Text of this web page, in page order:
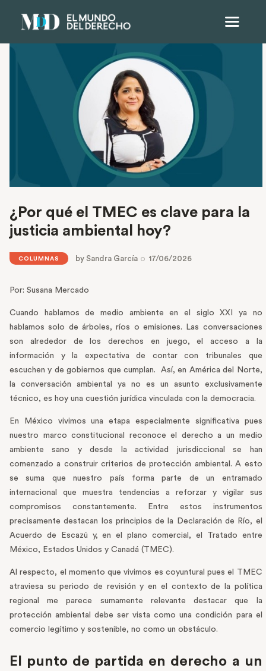
¿Por qué el TMEC es clave para la
justicia ambiental hoy?
COLUMNAS bySandra García 17/06/2026
Por: Susana Mercado
Cuando hablamos de medio ambiente en el siglo XXI ya no
hablamos solo de árboles, ríos o emisiones. Las conversaciones
son alrededor de los derechos en juego, el acceso a la
información y la expectativa de contar con tribunales que
escuchen y de gobiernos que cumplan. Así, en América del Norte,
la conversación ambiental ya no es un asunto exclusivamente
técnico, es hoy una cuestión jurídica vinculada con la democracia.
En México vivimos una etapa especialmente significativa pues
nuestro marco constitucional reconoce el derecho a un medio
ambiente sano y desde la actividad jurisdiccional se han
comenzado a construir criterios de protección ambiental. A esto
se suma que nuestro país forma parte de un entramado
internacional que muestra tendencias a reforzar y vigilar sus
compromisos constantemente. Entre estos instrumentos
precisamente destacan los principios de la Declaración de Río, el
Acuerdo de Escazú y, en el plano comercial, el Tratado entre
México, Estados Unidos y Canadá (TMEC).
Al respecto, el momento que vivimos es coyuntural pues el TMEC
atraviesa su periodo de revisión y en el contexto de la política
regional me parece sumamente relevante destacar que la
protección ambiental debe ser vista como una condición para el
comercio legítimo y sostenible, no como un obstáculo.
El punto de partida en derecho a un